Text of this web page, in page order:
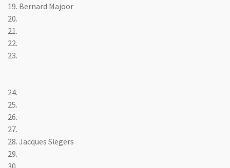
19. Bernard Majoor
20.
21.
22.
23.
24.
25.
26.
27.
28. Jacques Siegers
29.